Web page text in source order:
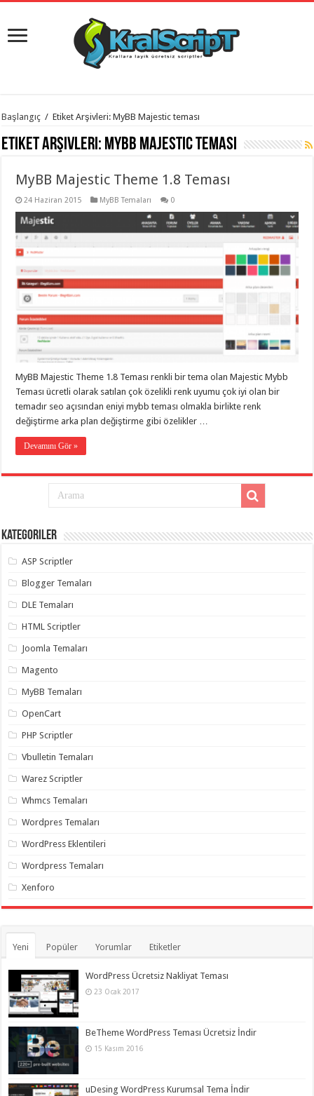
istanbul
evden
eve
organizasyon
gaziantep
evden
taşımacılık,
evden
taşımacılık,
evden
taşımacılık,
taşımacılık,
gaziantep
evden
gaziantep
evden
taşımacılık,
gaziantep
taşımacılık,
evden
taşımacılık,
gaziantep
taşıma,
evden
taşımacılık,
gaziantep
organizasyon
gaziantep
organizasyon,
gaziantep
organizasyon
gaziantep
gaziantep
gaziantep
gaziantep
twitter
hilesi ,
takipçi
instagram
hilesi ,
Başlangıç / Etiket Arşivleri: MyBB Majestic teması
Etiket Arşivleri: MyBB Majestic teması
MyBB Majestic Theme 1.8 Teması
24 Haziran 2015 MyBB Temaları 0
MyBB Majestic Theme 1.8 Teması renkli bir tema olan Majestic Mybb
Teması ücretli olarak satılan çok özelikli renk uyumu çok iyi olan bir
temadır seo açısından eniyi mybb teması olmakla birlikte renk
değiştirme arka plan değiştirme gibi özelikler …
Devamını Gör »
Kategoriler
ASP Scriptler
Blogger Temaları
DLE Temaları
HTML Scriptler
Joomla Temaları
Magento
MyBB Temaları
OpenCart
PHP Scriptler
Vbulletin Temaları
Warez Scriptler
Whmcs Temaları
Wordpres Temaları
WordPress Eklentileri
Wordpress Temaları
Xenforo
Yeni Popüler Yorumlar Etiketler
WordPress Ücretsiz Nakliyat Teması
23 Ocak 2017
BeTheme WordPress Teması Ücretsiz İndir
15 Kasım 2016
uDesing WordPress Kurumsal Tema İndir